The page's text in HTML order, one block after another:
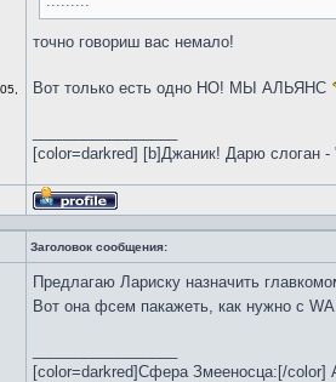
точно говориш вас немало!
Вот только есть одно НО! МЫ АЛЬЯНС
[color=darkred] [b]Джаник! Дарю слоган
Профиль
Заголовок сообщения:
Предлагаю Лариску назначить
Вот она фсем пакажеть, как нужно с
[color=darkred]Сфера Змееносца:[/color]